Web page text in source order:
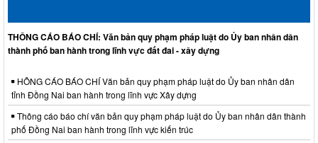
THÔNG CÁO BÁO CHÍ: Văn bản quy phạm pháp luật do Ủy ban nhân dân
thành phố ban hành trong lĩnh vực đất đai - xây dựng
HÔNG CÁO BÁO CHÍ Văn bản quy phạm pháp luật do Ủy ban nhân dân
tỉnh Đồng Nai ban hành trong lĩnh vực Xây dựng
Thông cáo báo chí văn bản quy phạm pháp luật do Ủy ban nhân dân thành
phố Đồng Nai ban hành trong lĩnh vực kiến trúc